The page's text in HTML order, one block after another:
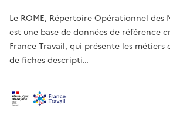
Le ROME, Répertoire Opérationnel des
est une base de données de référence
France Travail, qui présente les métiers
de fiches descripti…